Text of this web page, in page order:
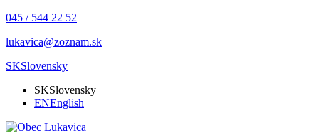
045 / 544 22 52
lukavica@zoznam.sk
SKSlovensky
SKSlovensky
ENEnglish